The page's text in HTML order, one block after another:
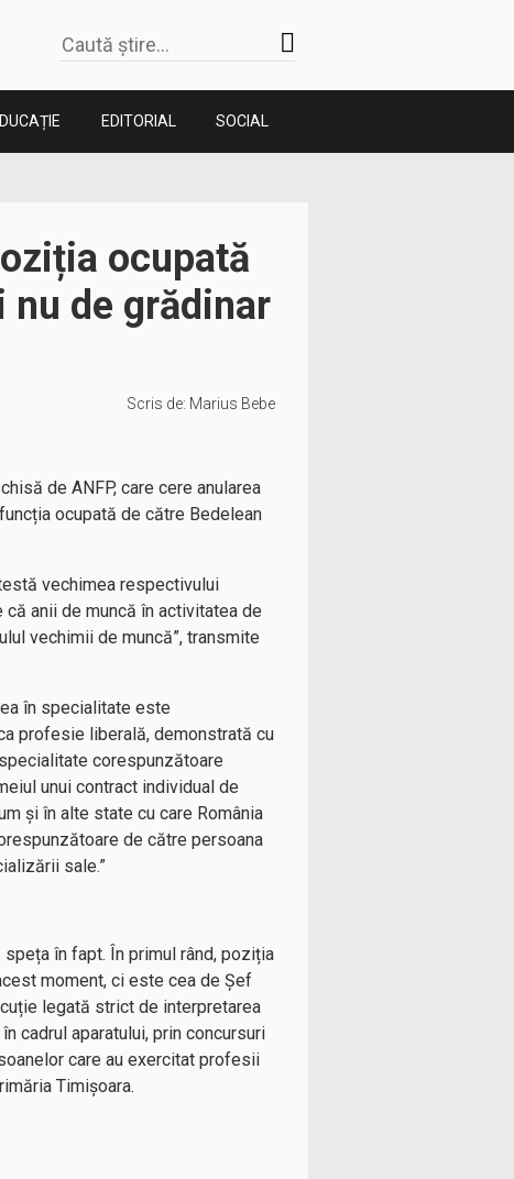
EDITORIAL SOCIAL
ocupată
de grădinar
Scris de: Marius Bebe
de ANFP, care cere anularea
ocupată de către Bedelean
vechimea respectivului
anii de muncă în activitatea de
vechimii de muncă”, transmite
în specialitate este
profesie liberală, demonstrată cu
corespunzătoare
unui contract individual de
şi în alte state cu care România
de către persoana
sale.”
în fapt. În primul rând, poziția
moment, ci este cea de Șef
legată strict de interpretarea
cadrul aparatului, prin concursuri
care au exercitat profesii
Timișoara.